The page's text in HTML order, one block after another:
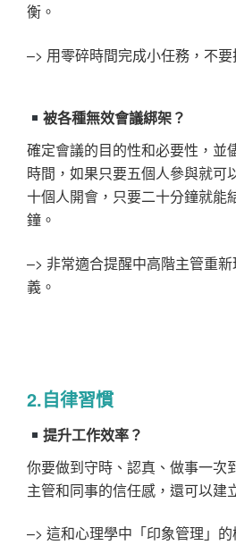
衡。
–> 用零碎時間完成小任務，不
被各種無效會議綁架？
確定會議的目的性和必要性，並
時間，如果只要五個人參與就可
十個人開會，只要二十分鐘就能
鐘。
–> 非常適合提醒中高階主管重
義。
2.自律習慣
提升工作效率？
你要做到守時、認真、做事一次
主管和同事的信任感，還可以建
–> 這和心理學中「印象管理」